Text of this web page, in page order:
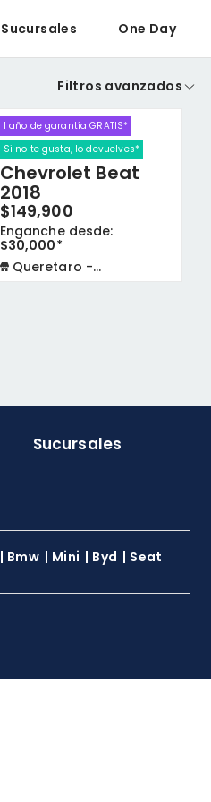
Sucursales One Day
Filtros avanzados
1 año de garantía GRATIS*
Si no te gusta, lo devuelves*
Chevrolet Beat
2018
$149,900
Enganche desde:
$30,000*
Queretaro - La Capilla
Sucursales
| Bmw | Mini | Byd | Seat